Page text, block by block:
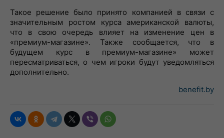
Такое решение было принято компанией в связи с
значительным ростом курса американской валюты,
что в свою очередь влияет на изменение цен в
«премиум-магазине». Также сообщается, что в
будущем курс в премиум-магазине» может
пересматриваться, о чем игроки будут уведомляться
дополнительно.
benefit.by